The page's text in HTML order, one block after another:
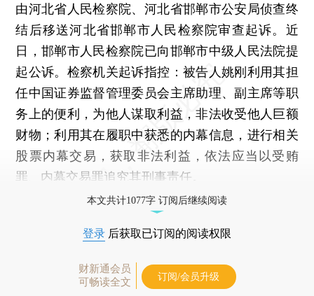
由河北省人民检察院、河北省邯郸市公安局侦查终
结后移送河北省邯郸市人民检察院审查起诉。近
日，邯郸市人民检察院已向邯郸市中级人民法院提
起公诉。检察机关起诉指控：被告人姚刚利用其担
任中国证券监督管理委员会主席助理、副主席等职
务上的便利，为他人谋取利益，非法收受他人巨额
财物；利用其在履职中获悉的内幕信息，进行相关
股票内幕交易，获取非法利益，依法应当以受贿
罪、内幕交易罪追究其刑事责任。
本文共计1077字 订阅后继续阅读
登录 后获取已订阅的阅读权限
财新通会员
可畅读全文
订阅/会员升级